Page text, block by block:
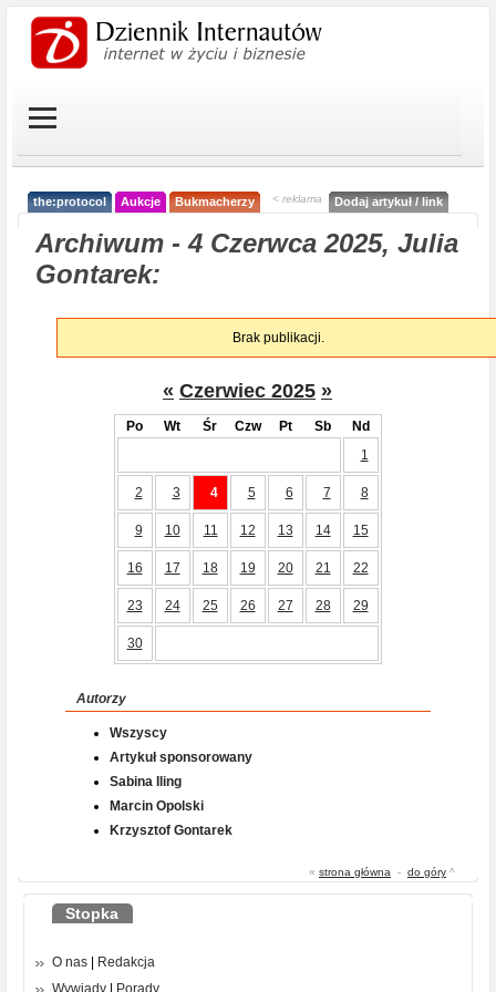
the:protocol Aukcje Bukmacherzy < reklama Dodaj artykuł / link
Archiwum - 4 Czerwca 2025, Julia
Gontarek:
Brak publikacji.
« Czerwiec 2025 »
Po Wt Śr Czw Pt Sb
Nd
1
2 3 4 5 6 7 8
9 10 11 12 13 14 15
16 17 18 19 20 21 22
23 24 25 26 27 28 29
30
Autorzy
Wszyscy
Artykuł sponsorowany
Sabina Iling
Marcin Opolski
Krzysztof Gontarek
« strona główna - do góry ^
Stopka
O nas
Redakcja
Wywiady
Porady